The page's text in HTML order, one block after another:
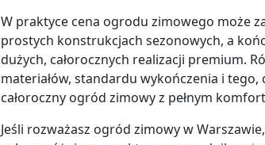
W praktyce cena ogrodu zimowego może
prostych konstrukcjach sezonowych, a
dużych, całorocznych realizacji premium.
materiałów, standardu wykończenia i
całoroczny ogród zimowy z pełnym
Jeśli rozważasz ogród zimowy w